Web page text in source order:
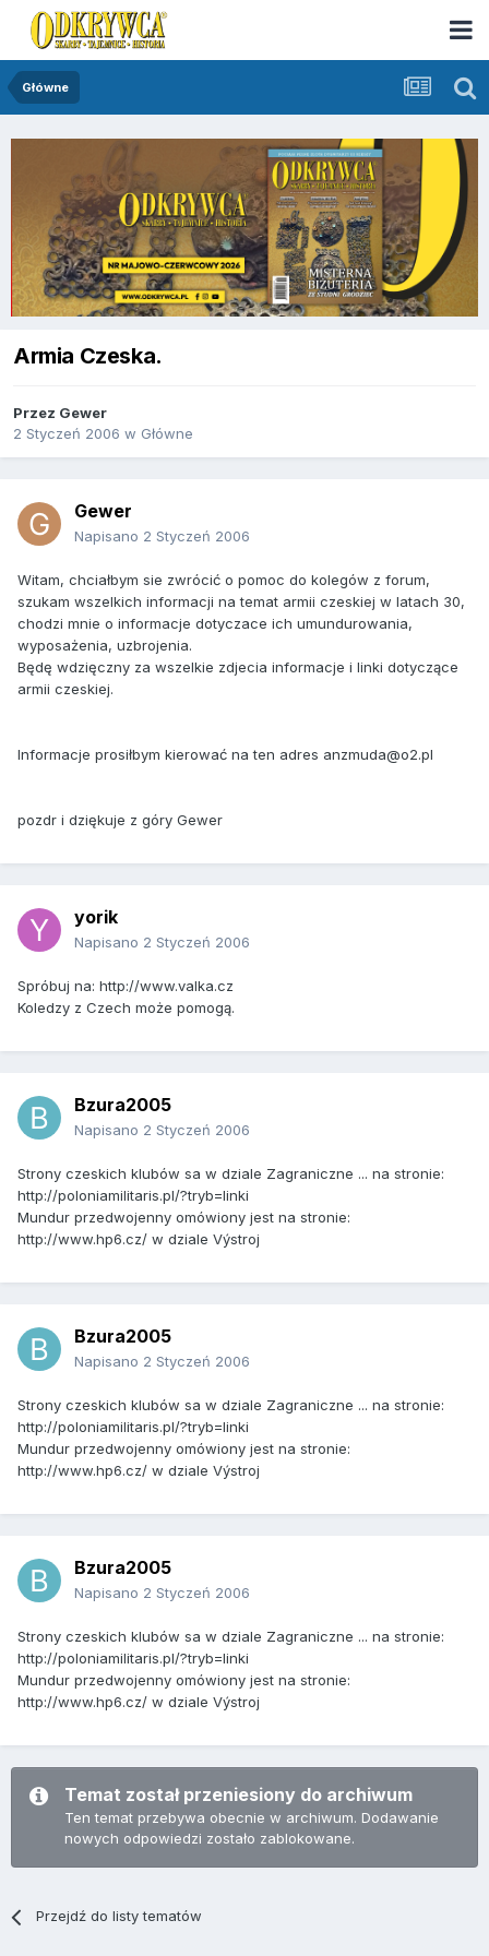
Główne
Armia Czeska.
Przez Gewer
2 Styczeń 2006 w Główne
Gewer
Napisano 2 Styczeń 2006
Witam, chciałbym sie zwrócić o pomoc do kolegów z forum,
szukam wszelkich informacji na temat armii czeskiej w latach 30,
chodzi mnie o informacje dotyczace ich umundurowania,
wyposażenia, uzbrojenia.
Będę wdzięczny za wszelkie zdjecia informacje i linki dotyczące
armii czeskiej.
Informacje prosiłbym kierować na ten adres anzmuda@o2.pl
pozdr i dziękuje z góry Gewer
yorik
Napisano 2 Styczeń 2006
Spróbuj na: http://www.valka.cz
Koledzy z Czech może pomogą.
Bzura2005
Napisano 2 Styczeń 2006
Strony czeskich klubów sa w dziale Zagraniczne ... na stronie:
http://poloniamilitaris.pl/?tryb=linki
Mundur przedwojenny omówiony jest na stronie:
http://www.hp6.cz/ w dziale Výstroj
Bzura2005
Napisano 2 Styczeń 2006
Strony czeskich klubów sa w dziale Zagraniczne ... na stronie:
http://poloniamilitaris.pl/?tryb=linki
Mundur przedwojenny omówiony jest na stronie:
http://www.hp6.cz/ w dziale Výstroj
Bzura2005
Napisano 2 Styczeń 2006
Strony czeskich klubów sa w dziale Zagraniczne ... na stronie:
http://poloniamilitaris.pl/?tryb=linki
Mundur przedwojenny omówiony jest na stronie:
http://www.hp6.cz/ w dziale Výstroj
Temat został przeniesiony do archiwum
Ten temat przebywa obecnie w archiwum. Dodawanie
nowych odpowiedzi zostało zablokowane.
Przejdź do listy tematów